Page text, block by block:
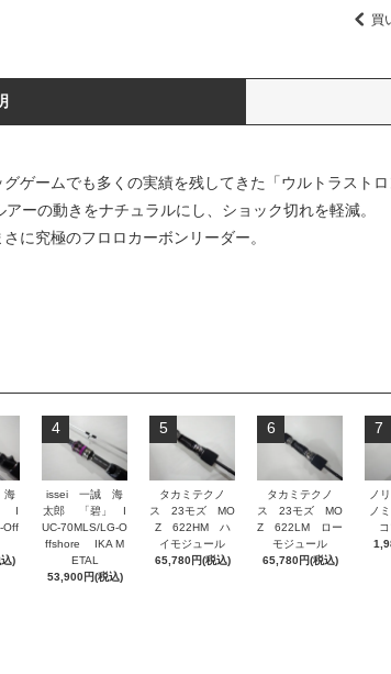
買
ゲームでも多くの実績を残してきた「ウルトラスト
ーの動きをナチュラルにし、ショック切れを軽減。
に究極のフロロカーボンリーダー。
I
Off
)
4
issei 一誠 海
太郎 「碧」 I
UC-70MLS/LG-O
ffshore IKA M
ETAL
53,900円(税込)
5
タカミテクノ
ス 23モズ MO
Z 622HM ハ
イモジュール
65,780円(税込)
6
タカミテクノ
ス 23モズ MO
Z 622LM ロー
モジュール
65,780円(税込)
7
ノ
ノ